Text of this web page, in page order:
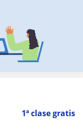
1ª clase gratis